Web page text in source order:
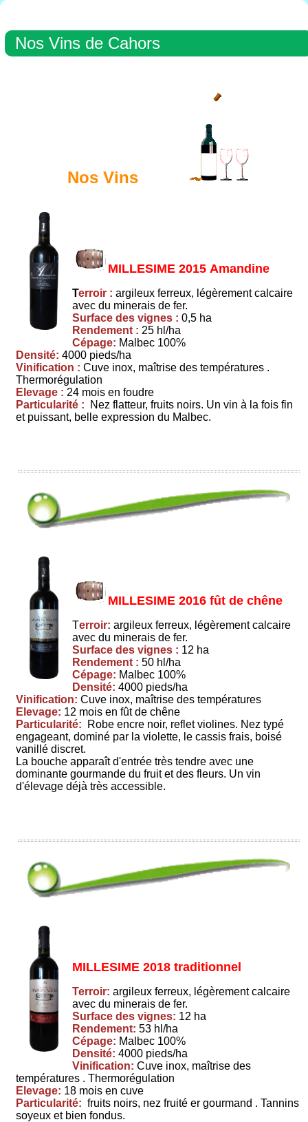
Nos Vins de Cahors
Nos Vins
MILLESIME 2015 Amandine
Terroir : argileux ferreux, légèrement calcaire
avec du minerais de fer.
Surface des vignes : 0,5 ha
Rendement : 25 hl/ha
Cépage: Malbec 100%
Densité: 4000 pieds/ha
Vinification : Cuve inox, maîtrise des températures .
Thermorégulation
Elevage : 24 mois en foudre
Particularité :
Nez flatteur, fruits noirs. Un vin à la fois fin
et puissant, belle expression du Malbec.
MILLESIME 2016 fût de chêne
Terroir: argileux ferreux, légèrement calcaire
avec du minerais de fer.
Surface des vignes : 12 ha
Rendement : 50 hl/ha
Cépage: Malbec 100%
Densité: 4000 pieds/ha
Vinification: Cuve inox, maîtrise des températures
Elevage: 12 mois en fût de chêne
Particularité:
Robe encre noir, reflet violines. Nez typé
engageant, dominé par la violette, le cassis frais, boisé
vanillé discret.
La bouche apparaît d'entrée très tendre avec une
dominante gourmande du fruit et des fleurs. Un vin
d'élevage déjà très accessible.
MILLESIME 2018 traditionnel
Terroir: argileux ferreux, légèrement calcaire
avec du minerais de fer.
Surface des vignes: 12 ha
Rendement: 53 hl/ha
Cépage: Malbec 100%
Densité: 4000 pieds/ha
Vinification: Cuve inox, maîtrise des
températures . Thermorégulation
Elevage: 18 mois en cuve
Particularité: fruits noirs, nez fruité er gourmand . Tannins
soyeux et bien fondus.